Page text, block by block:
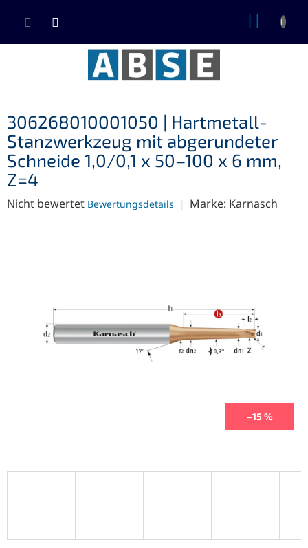
Inhalt
306268010001050 | Hartmetall-
Stanzwerkzeug mit abgerundeter
Schneide 1,0/0,1 x 50–100 x 6 mm,
Z=4
Die
Nicht bewertet Bewertungsdetails Marke: Karnasch
–15 %